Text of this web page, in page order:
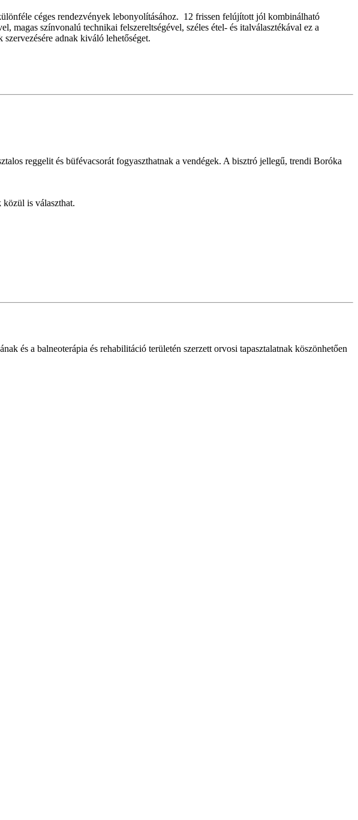
céges rendezvények lebonyolításához. 12 frissen felújított jól kombinálható
magas színvonalú technikai felszereltségével, széles étel- és italválasztékával ez a
adnak kiváló lehetőséget.
reggelit és büfévacsorát fogyaszthatnak a vendégek. A bisztró jellegű, trendi Boróka
közül is választhat.
és a balneoterápia és rehabilitáció területén szerzett orvosi tapasztalatnak köszönhetően